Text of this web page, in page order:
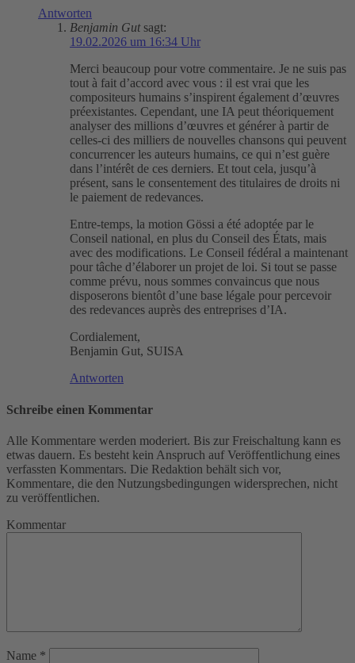
Antworten
Benjamin Gut sagt:
19.02.2026 um 16:34 Uhr
Merci beaucoup pour votre commentaire. Je ne suis pas
tout à fait d’accord avec vous : il est vrai que les
compositeurs humains s’inspirent également d’œuvres
préexistantes. Cependant, une IA peut théoriquement
analyser des millions d’œuvres et générer à partir de
celles-ci des milliers de nouvelles chansons qui peuvent
concurrencer les auteurs humains, ce qui n’est guère
dans l’intérêt de ces derniers. Et tout cela, jusqu’à
présent, sans le consentement des titulaires de droits ni
le paiement de redevances.
Entre-temps, la motion Gössi a été adoptée par le
Conseil national, en plus du Conseil des États, mais
avec des modifications. Le Conseil fédéral a maintenant
pour tâche d’élaborer un projet de loi. Si tout se passe
comme prévu, nous sommes convaincus que nous
disposerons bientôt d’une base légale pour percevoir
des redevances auprès des entreprises d’IA.
Cordialement,
Benjamin Gut, SUISA
Antworten
Schreibe einen Kommentar
Alle Kommentare werden moderiert. Bis zur Freischaltung kann es
etwas dauern. Es besteht kein Anspruch auf Veröffentlichung eines
verfassten Kommentars. Die Redaktion behält sich vor,
Kommentare, die den Nutzungsbedingungen widersprechen, nicht
zu veröffentlichen.
Kommentar
Name *